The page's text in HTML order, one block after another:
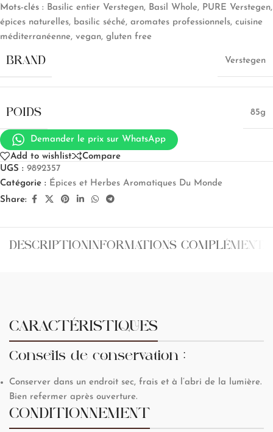
Mots-clés : Basilic entier Verstegen, Basil Whole, PURE Verstegen,
épices naturelles, basilic séché, aromates professionnels, cuisine
méditerranéenne, vegan, gluten free
BRAND Verstegen
POIDS 85g
Demander le prix sur WhatsApp
Add to wishlist
Compare
UGS : 9892357
Catégorie : Épices et Herbes Aromatiques Du Monde
Share:
DESCRIPTIONINFORMATIONS
CARACTÉRISTIQUES
Conseils de conservation :
Conserver dans un endroit sec, frais et à l’abri de la lumière.
Bien refermer après ouverture.
CONDITIONNEMENT